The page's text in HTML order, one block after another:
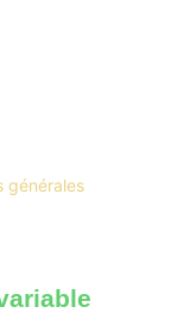
générales